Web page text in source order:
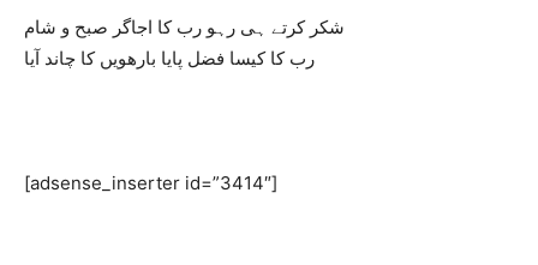
شکر کرتے ہی رہو رب کا اجاگر صبح و شام
رب کا کیسا فضل پایا بارھویں کا چاند آیا
[adsense_inserter id=”3414″]